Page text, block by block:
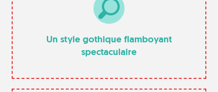
Un style gothique flamboyant
spectaculaire